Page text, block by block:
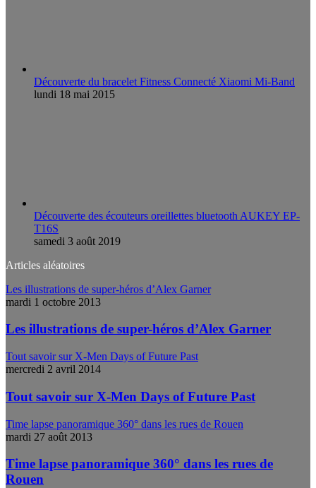
Découverte du bracelet Fitness Connecté Xiaomi Mi-Band
lundi 18 mai 2015
Découverte des écouteurs oreillettes bluetooth AUKEY EP-
T16S
samedi 3 août 2019
Articles aléatoires
Les illustrations de super-héros d’Alex Garner
mardi 1 octobre 2013
Les illustrations de super-héros d’Alex Garner
Tout savoir sur X-Men Days of Future Past
mercredi 2 avril 2014
Tout savoir sur X-Men Days of Future Past
Time lapse panoramique 360° dans les rues de Rouen
mardi 27 août 2013
Time lapse panoramique 360° dans les rues de
Rouen